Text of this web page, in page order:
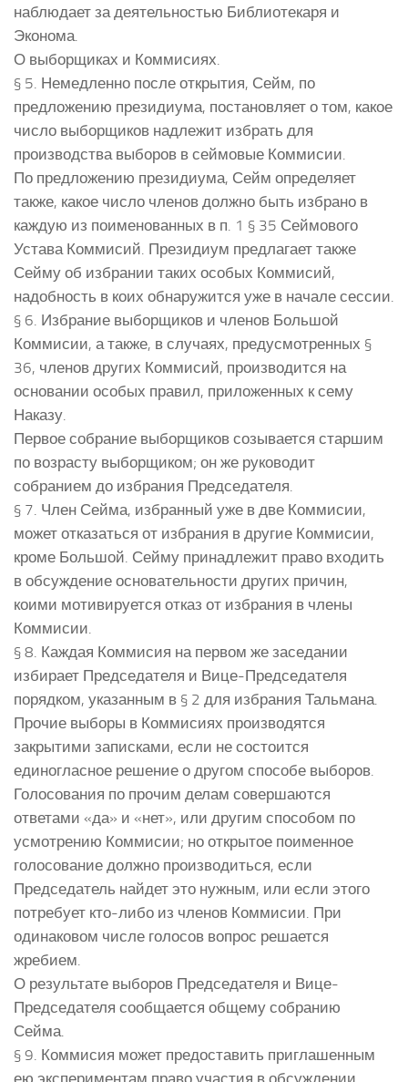
наблюдает за деятельностью Библиотекаря и
Эконома.
О выборщиках и Коммисиях.
§ 5. Немедленно после открытия, Сейм, по
предложению президиума, постановляет о том, какое
число выборщиков надлежит избрать для
производства выборов в сеймовые Коммисии.
По предложению президиума, Сейм определяет
также, какое число членов должно быть избрано в
каждую из поименованных в п. 1 § 35 Сеймового
Устава Коммисий. Президиум предлагает также
Сейму об избрании таких особых Коммисий,
надобность в коих обнаружится уже в начале сессии.
§ 6. Избрание выборщиков и членов Большой
Коммисии, а также, в случаях, предусмотренных §
36, членов других Коммисий, производится на
основании особых правил, приложенных к сему
Наказу.
Первое собрание выборщиков созывается старшим
по возрасту выборщиком; он же руководит
собранием до избрания Председателя.
§ 7. Член Сейма, избранный уже в две Коммисии,
может отказаться от избрания в другие Коммисии,
кроме Большой. Сейму принадлежит право входить
в обсуждение основательности других причин,
коими мотивируется отказ от избрания в члены
Коммисии.
§ 8. Каждая Коммисия на первом же заседании
избирает Председателя и Вице-Председателя
порядком, указанным в § 2 для избрания Тальмана.
Прочие выборы в Коммисиях производятся
закрытими записками, если не состоится
единогласное решение о другом способе выборов.
Голосования по прочим делам совершаются
ответами «да» и «нет», или другим способом по
усмотрению Коммисии; но открытое поименное
голосование должно производиться, если
Председатель найдет это нужным, или если этого
потребует кто-либо из членов Коммисии. При
одинаковом числе голосов вопрос решается
жребием.
О результате выборов Председателя и Вице-
Председателя сообщается общему собранию
Сейма.
§ 9. Коммисия может предоставить приглашенным
ею экспериментам право участия в обсуждении